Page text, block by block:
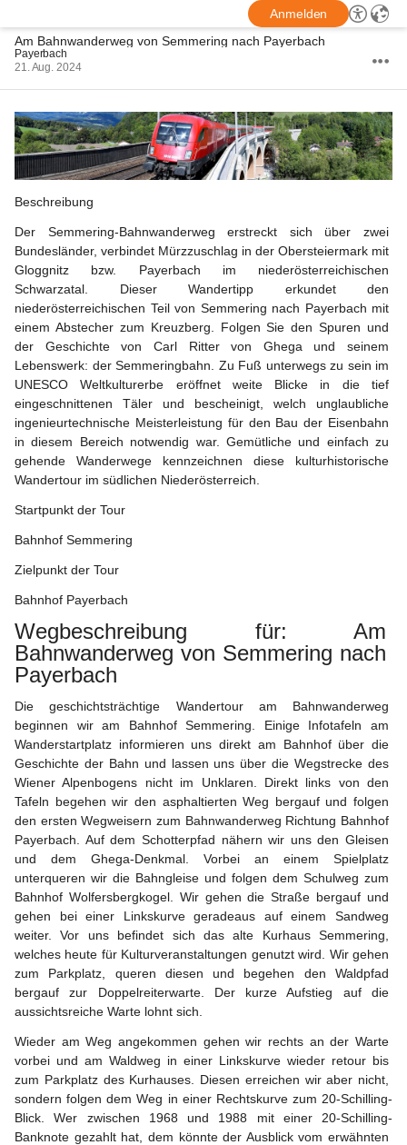
Anmelden
Am Bahnwanderweg von Semmering nach Payerbach
Payerbach
21. Aug. 2024
Beschreibung
Der Semmering-Bahnwanderweg erstreckt sich über zwei
Bundesländer, verbindet Mürzzuschlag in der Obersteiermark mit
Gloggnitz bzw. Payerbach im niederösterreichischen
Schwarzatal. Dieser Wandertipp erkundet den
niederösterreichischen Teil von Semmering nach Payerbach mit
einem Abstecher zum Kreuzberg. Folgen Sie den Spuren und
der Geschichte von Carl Ritter von Ghega und seinem
Lebenswerk: der Semmeringbahn. Zu Fuß unterwegs zu sein im
UNESCO Weltkulturerbe eröffnet weite Blicke in die tief
eingeschnittenen Täler und bescheinigt, welch unglaubliche
ingenieurtechnische Meisterleistung für den Bau der Eisenbahn
in diesem Bereich notwendig war. Gemütliche und einfach zu
gehende Wanderwege kennzeichnen diese kulturhistorische
Wandertour im südlichen Niederösterreich.
Startpunkt der Tour
Bahnhof Semmering
Zielpunkt der Tour
Bahnhof Payerbach
Wegbeschreibung für: Am
Bahnwanderweg von Semmering nach
Payerbach
Die geschichtsträchtige Wandertour am Bahnwanderweg
beginnen wir am Bahnhof Semmering. Einige Infotafeln am
Wanderstartplatz informieren uns direkt am Bahnhof über die
Geschichte der Bahn und lassen uns über die Wegstrecke des
Wiener Alpenbogens nicht im Unklaren. Direkt links von den
Tafeln begehen wir den asphaltierten Weg bergauf und folgen
den ersten Wegweisern zum Bahnwanderweg Richtung Bahnhof
Payerbach. Auf dem Schotterpfad nähern wir uns den Gleisen
und dem Ghega-Denkmal. Vorbei an einem Spielplatz
unterqueren wir die Bahngleise und folgen dem Schulweg zum
Bahnhof Wolfersbergkogel. Wir gehen die Straße bergauf und
gehen bei einer Linkskurve geradeaus auf einem Sandweg
weiter. Vor uns befindet sich das alte Kurhaus Semmering,
welches heute für Kulturveranstaltungen genutzt wird. Wir gehen
zum Parkplatz, queren diesen und begehen den Waldpfad
bergauf zur Doppelreiterwarte. Der kurze Aufstieg auf die
aussichtsreiche Warte lohnt sich.
Wieder am Weg angekommen gehen wir rechts an der Warte
vorbei und am Waldweg in einer Linkskurve wieder retour bis
zum Parkplatz des Kurhauses. Diesen erreichen wir aber nicht,
sondern folgen dem Weg in einer Rechtskurve zum 20-Schilling-
Blick. Wer zwischen 1968 und 1988 mit einer 20-Schilling-
Banknote gezahlt hat, dem könnte der Ausblick vom erwähnten